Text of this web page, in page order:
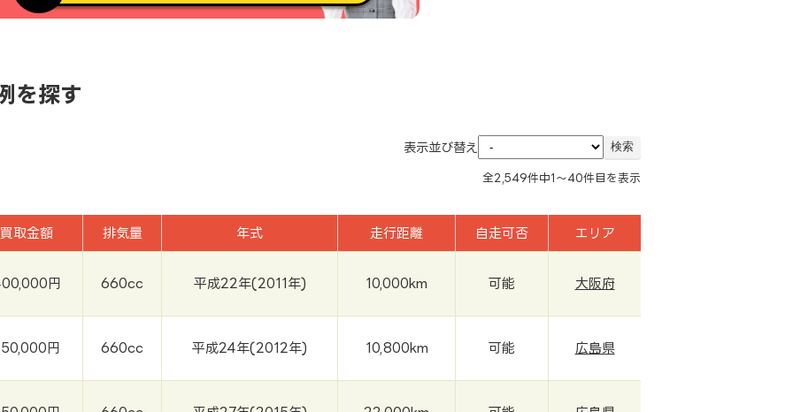
を探す
表示並び替え
全2,549件中1～40件目を表示
買取金額 排気量 年式 走行距離 自走可否 エリア
円 660cc 平成22年(2011年) 10,000km 可能 大阪府
円 660cc 平成24年(2012年) 10,800km 可能 広島県